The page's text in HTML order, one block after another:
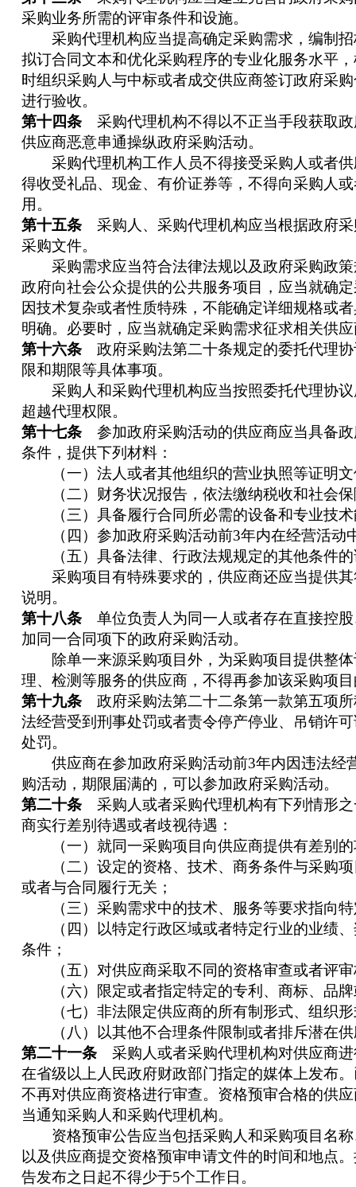
采购业务所需的评审条件和设施。
采购代理机构应当提高确定采购需求，编制招
拟订合同文本和优化采购程序的专业化服务水平
时组织采购人与中标或者成交供应商签订政府采
进行验收。
第十四条采购代理机构不得以不正当手段获取政
供应商恶意串通操纵政府采购活动。
采购代理机构工作人员不得接受采购人或者供
得收受礼品、现金、有价证券等，不得向采购人
用。
第十五条采购人、采购代理机构应当根据政府采
采购文件。
采购需求应当符合法律法规以及政府采购政策
政府向社会公众提供的公共服务项目，应当就确
因技术复杂或者性质特殊，不能确定详细规格或
明确。必要时，应当就确定采购需求征求相关供
第十六条政府采购法第二十条规定的委托代理协
限和期限等具体事项。
采购人和采购代理机构应当按照委托代理协议
超越代理权限。
第十七条参加政府采购活动的供应商应当具备政
条件，提供下列材料：
（一）法人或者其他组织的营业执照等证明文
（二）财务状况报告，依法缴纳税收和社会保
（三）具备履行合同所必需的设备和专业技术
（四）参加政府采购活动前3年内在经营活动
（五）具备法律、行政法规规定的其他条件的
采购项目有特殊要求的，供应商还应当提供其
说明。
第十八条单位负责人为同一人或者存在直接控股
加同一合同项下的政府采购活动。
除单一来源采购项目外，为采购项目提供整体
理、检测等服务的供应商，不得再参加该采购项
第十九条政府采购法第二十二条第一款第五项所
法经营受到刑事处罚或者责令停产停业、吊销许
处罚。
供应商在参加政府采购活动前3年内因违法经
购活动，期限届满的，可以参加政府采购活动。
第二十条采购人或者采购代理机构有下列情形之
商实行差别待遇或者歧视待遇：
（一）就同一采购项目向供应商提供有差别的
（二）设定的资格、技术、商务条件与采购项
或者与合同履行无关；
（三）采购需求中的技术、服务等要求指向特
（四）以特定行政区域或者特定行业的业绩、
条件；
（五）对供应商采取不同的资格审查或者评审
（六）限定或者指定特定的专利、商标、品牌
（七）非法限定供应商的所有制形式、组织形
（八）以其他不合理条件限制或者排斥潜在供
第二十一条采购人或者采购代理机构对供应商进
在省级以上人民政府财政部门指定的媒体上发布
不再对供应商资格进行审查。资格预审合格的供
当通知采购人和采购代理机构。
资格预审公告应当包括采购人和采购项目名称
以及供应商提交资格预审申请文件的时间和地点
告发布之日起不得少于5个工作日。